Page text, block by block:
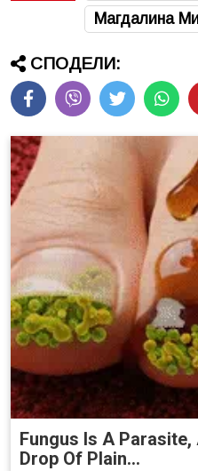
Магдалина
СПОДЕЛИ:
Fungus Is A
Drop Of Plain...